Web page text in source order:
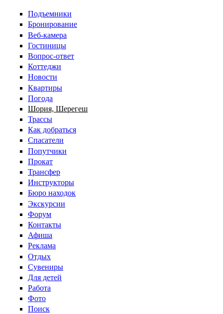
Перейти к основному содержанию
Подъемники
Бронирование
Веб-камера
Гостиницы
Вопрос-ответ
Коттеджи
Новости
Квартиры
Погода
Шория, Шерегеш
Трассы
Как добраться
Спасатели
Попутчики
Прокат
Трансфер
Инструкторы
Бюро находок
Экскурсии
Форум
Контакты
Афиша
Реклама
Отдых
Сувениры
Для детей
Работа
Фото
Поиск